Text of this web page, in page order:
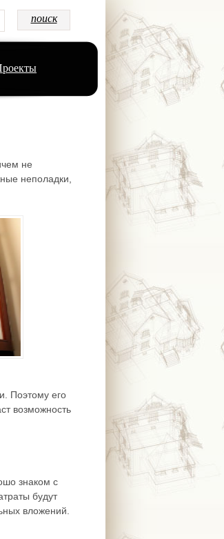
не
неполадки,
Поэтому его
возможность
знаком с
будут
вложений.